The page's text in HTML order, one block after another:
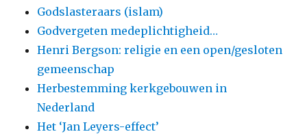
Godslasteraars (islam)
Godvergeten medeplichtigheid…
Henri Bergson: religie en een open/gesloten
gemeenschap
Herbestemming kerkgebouwen in
Nederland
Het ‘Jan Leyers-effect’